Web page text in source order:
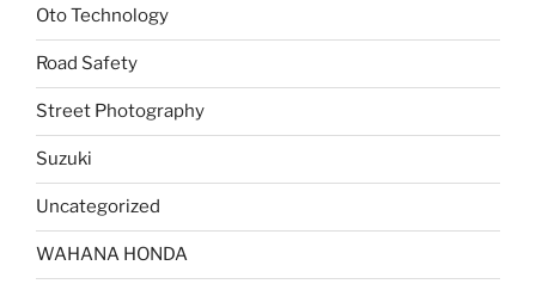
Oto Technology
Road Safety
Street Photography
Suzuki
Uncategorized
WAHANA HONDA